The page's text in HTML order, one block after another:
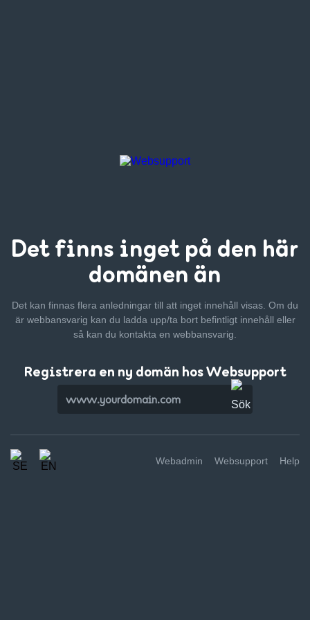
Det finns inget på den här
domänen än
Det kan finnas flera anledningar till att inget innehåll visas. Om du
är webbansvarig kan du ladda upp/ta bort befintligt innehåll eller
så kan du kontakta en webbansvarig.
Registrera en ny domän hos Websupport
Webadmin Websupport Help